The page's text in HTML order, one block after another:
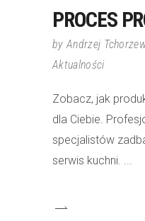
PROCES
byAndrzej
Aktualności
Zobacz, jak
dla Ciebie.
specjalistów
serwis kuchni.